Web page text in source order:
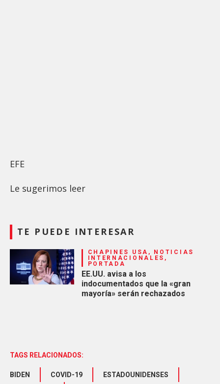
EFE
Le sugerimos leer
TE PUEDE INTERESAR
CHAPINES USA, NOTICIAS
INTERNACIONALES,
PORTADA
EE.UU. avisa a los
indocumentados que la «gran
mayoría» serán rechazados
TAGS RELACIONADOS:
BIDEN COVID-19
ESTADOUNIDENSES